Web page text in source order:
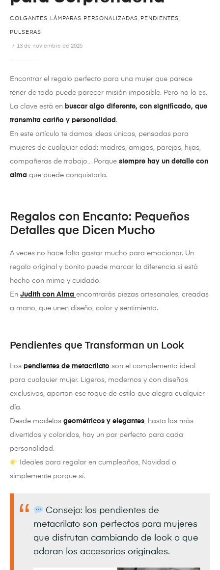
COLGANTES, LÁMPARAS PERSONALIZADAS, PENDIENTES,
PULSERAS
13 de noviembre de 2025
Encontrar el regalo perfecto para una mujer que parece
tener de todo puede parecer misión imposible. Pero no lo es.
La clave está en buscar algo diferente, con significado, que
transmita cariño y personalidad .
En este artículo te damos ideas únicas, pensadas para
mujeres de cualquier edad: madres, amigas, parejas, hijas,
compañeras de trabajo… Porque siempre hay un detalle con
alma que puede conquistarla.
Regalos con Encanto: Pequeños
Detalles que Dicen Mucho
A veces no hace falta gastar mucho para emocionar. Un
regalo original y bonito puede marcar la diferencia si está
hecho con mimo y cuidado.
En Judith con Alma encontrarás piezas artesanales, creadas
a mano, que unen diseño, color y sentimiento.
Pendientes que Transforman un Look
Los pendientes de metacrilato son el complemento ideal
para cualquier mujer. Ligeros, modernos y con diseños
exclusivos, aportan ese toque de estilo que alegra cualquier
día.
Desde modelos geométricos y elegantes, hasta los más
divertidos y coloridos, hay un par perfecto para cada
personalidad.
Ideales para regalar en cumpleaños, Navidad o
simplemente porque sí.
Consejo: los pendientes de
metacrilato son perfectos para mujeres
que disfrutan cambiando de look o que
adoran los accesorios originales.